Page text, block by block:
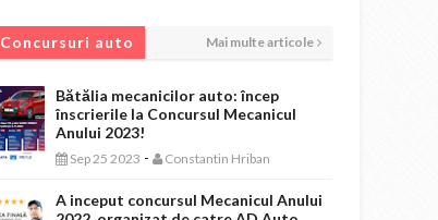
Concursuri auto Mai multe articole
Bătălia mecanicilor auto: încep
înscrierile la Concursul Mecanicul
Anului 2023!
Sep 25 2023 - Constantin Hriban
A inceput concursul Mecanicul Anului